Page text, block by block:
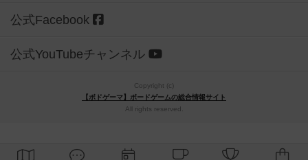
公式Facebook
公式YouTubeチャンネル
Copyright (c)
【ボドゲーマ】ボードゲームの総合情報サイト
All rights reserved.